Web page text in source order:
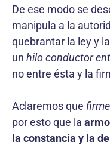
De ese modo se
manipula a la
quebrantar la ley y
un hilo conductor
no entre ésta y la
Aclaremos que
por esto que la
la constancia y la